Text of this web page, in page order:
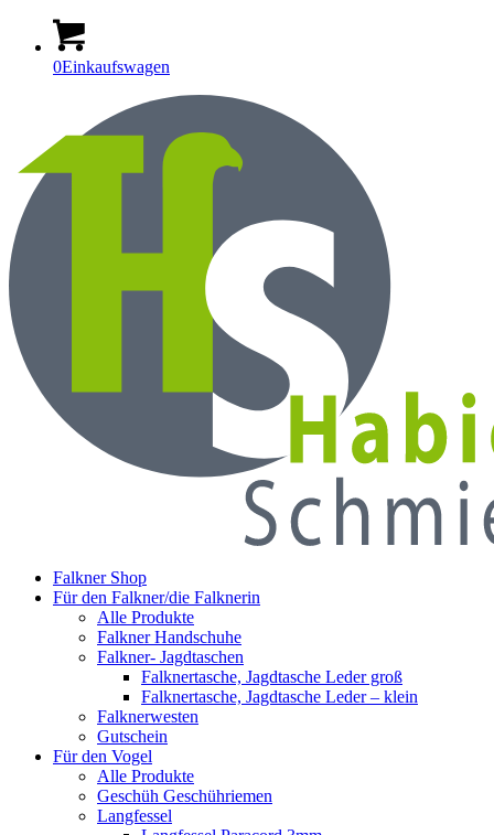
0Einkaufswagen
Falkner Shop
Für den Falkner/die Falknerin
Alle Produkte
Falkner Handschuhe
Falkner- Jagdtaschen
Falknertasche, Jagdtasche Leder groß
Falknertasche, Jagdtasche Leder – klein
Falknerwesten
Gutschein
Für den Vogel
Alle Produkte
Geschüh Geschühriemen
Langfessel